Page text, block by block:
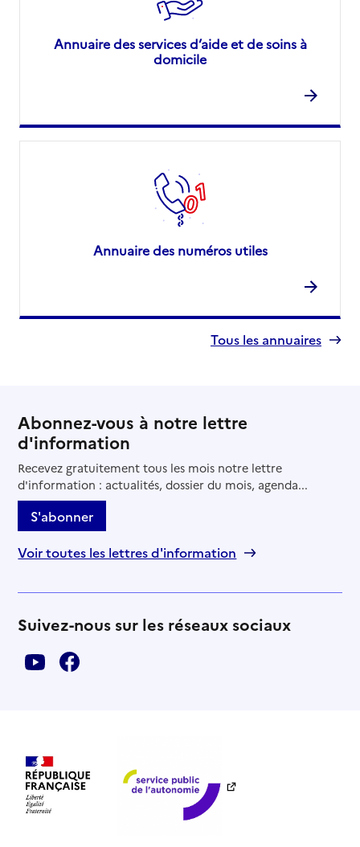
Annuaire des services d’aide et de soins à
domicile
Annuaire des numéros utiles
Tous les annuaires
Abonnez-vous à notre lettre
d'information
Recevez gratuitement tous les mois notre lettre
d'information : actualités, dossier du mois, agenda...
S'abonner
Voir toutes les lettres d'information
Suivez-nous sur les réseaux sociaux